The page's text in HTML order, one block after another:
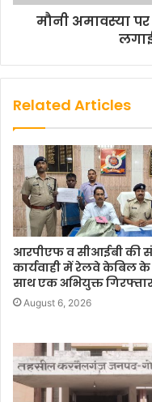
मौनी अमावस्‍या
Related Articles
आरपीएफ व सीआईबी की
कार्यवाही में रेलवे केबिल के
साथ एक अभियुक्त
August 6, 2026